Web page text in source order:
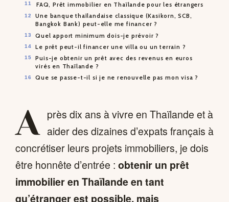
FAQ, Prêt immobilier en Thaïlande pour les étrangers
Une banque thaïlandaise classique (Kasikorn, SCB,
Bangkok Bank) peut-elle me financer ?
Quel apport minimum dois-je prévoir ?
Le prêt peut-il financer une villa ou un terrain ?
Puis-je obtenir un prêt avec des revenus en euros
virés en Thaïlande ?
Que se passe-t-il si je ne renouvelle pas mon visa ?
A près dix ans à vivre en Thaïlande et à
aider des dizaines d’expats français à
concrétiser leurs projets immobiliers, je dois
être honnête d’entrée : obtenir un prêt
immobilier en Thaïlande en tant
qu’étranger est possible, mais